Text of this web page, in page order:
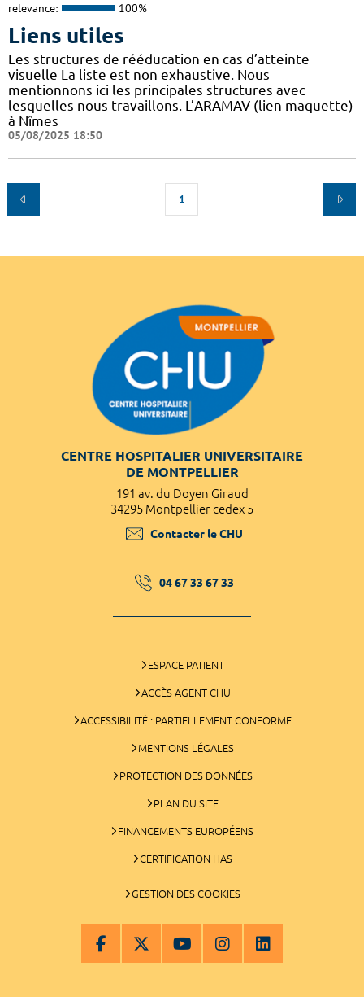
relevance: 100%
Liens utiles
Les structures de rééducation en cas d’atteinte
visuelle La liste est non exhaustive. Nous
mentionnons ici les principales structures avec
lesquelles nous travaillons. L’ARAMAV (lien maquette)
à Nîmes
05/08/2025 18:50
1
CENTRE HOSPITALIER UNIVERSITAIRE
DE MONTPELLIER
191 av. du Doyen Giraud
34295 Montpellier cedex 5
Contacter le CHU
04 67 33 67 33
ESPACE PATIENT
ACCÈS AGENT CHU
ACCESSIBILITÉ : PARTIELLEMENT CONFORME
MENTIONS LÉGALES
PROTECTION DES DONNÉES
PLAN DU SITE
FINANCEMENTS EUROPÉENS
CERTIFICATION HAS
GESTION DES COOKIES